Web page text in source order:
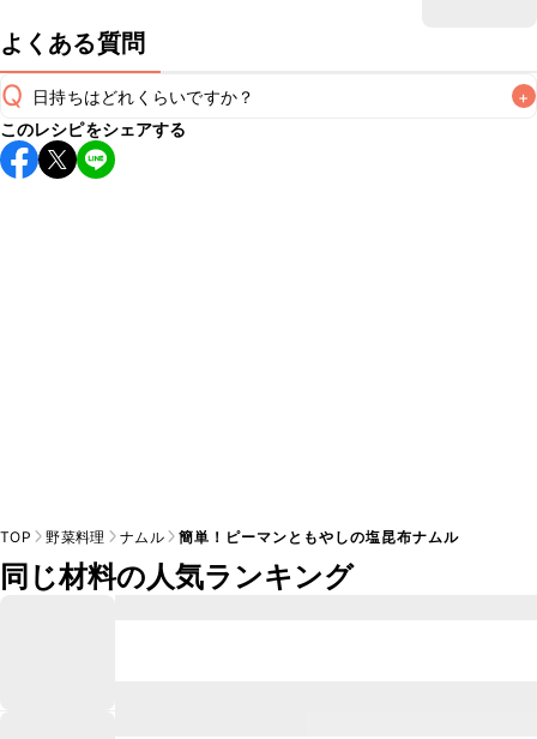
よくある質問
Q 日持ちはどれくらいですか？ +
保存期間は冷蔵で翌日中が目安です。なるべくお早めにお召
し上がりください。
このレシピをシェアする
TOP 野菜料理 ナムル 簡単！ピーマンともやしの塩昆布ナムル
同じ材料の人気ランキング